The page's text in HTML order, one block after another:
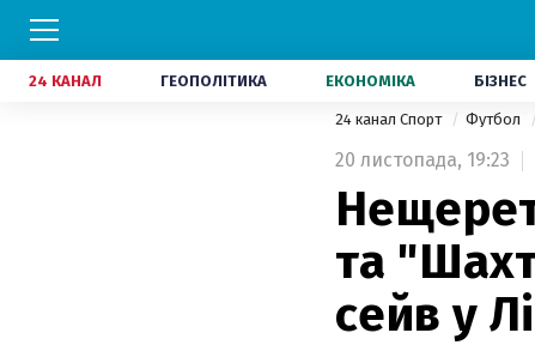
24 КАНАЛ ГЕОПОЛІТИКА ЕКОНОМІКА БІЗНЕС
24 канал Спорт Футбол
20 листопада, 19:23
та
сейв у